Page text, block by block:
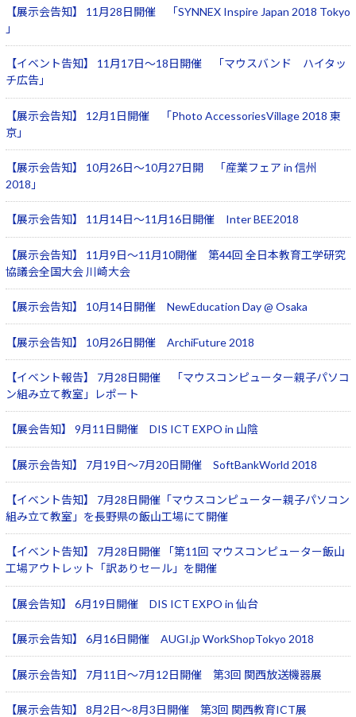
Windows 11|Copilot+ PC Windows 11|Copilot+ PC
【展示会告知】 11月28日開催 「SYNNEX Inspire Japan 2018 Tokyo
」
【イベント告知】 11月17日～18日開催 「マウスバンド ハイタッ
チ広告」
【展示会告知】 12月1日開催 「Photo AccessoriesVillage 2018 東
京」
【展示会告知】 10月26日～10月27日開 「産業フェア in 信州
2018」
【展示会告知】 11月14日～11月16日開催 Inter BEE2018
【展示会告知】 11月9日～11月10開催 第44回 全日本教育工学研究
協議会全国大会 川崎大会
【展示会告知】 10月14日開催 NewEducation Day @ Osaka
【展示会告知】 10月26日開催 ArchiFuture 2018
【イベント報告】 7月28日開催 「マウスコンピューター親子パソコ
ン組み立て教室」レポート
【展会告知】 9月11日開催 DIS ICT EXPO in 山陰
【展示会告知】 7月19日～7月20日開催 SoftBankWorld 2018
【イベント告知】 7月28日開催「マウスコンピューター親子パソコン
組み立て教室」を長野県の飯山工場にて開催
【イベント告知】 7月28日開催 「第11回 マウスコンピューター飯山
工場アウトレット「訳ありセール」を開催
【展会告知】 6月19日開催 DIS ICT EXPO in 仙台
【展示会告知】 6月16日開催 AUGI.jp WorkShopTokyo 2018
【展示会告知】 7月11日～7月12日開催 第3回 関西放送機器展
【展示会告知】 8月2日～8月3日開催 第3回 関西教育ICT展